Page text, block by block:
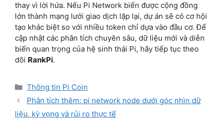
thay vì lời hứa. Nếu Pi Network biến được cộng đồng
lớn thành mạng lưới giao dịch lặp lại, dự án sẽ có cơ hội
tạo khác biệt so với nhiều token chỉ dựa vào đầu cơ. Để
cập nhật các phân tích chuyên sâu, dữ liệu mới và diễn
biến quan trọng của hệ sinh thái Pi, hãy tiếp tục theo
dõi RankPi.
Categories
Thông tin Pi Coin
Phân tích thêm: pi network node dưới góc nhìn dữ
liệu, kỳ vọng và rủi ro thực tế